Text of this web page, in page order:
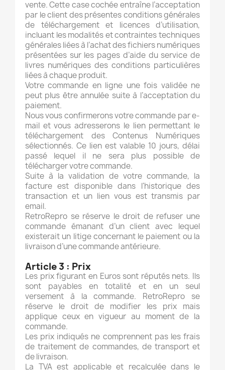
vente. Cette case cochée entraîne l’acceptation
par le client des présentes conditions générales
de téléchargement et licences d’utilisation,
incluant les modalités et contraintes techniques
générales liées à l’achat des fichiers numériques
présentées sur les pages d’aide du service de
livres numériques des conditions particulières
liées à chaque produit.
Votre commande en ligne une fois validée ne
peut plus être annulée suite à l’acceptation du
paiement.
Nous vous confirmerons votre commande par e-
mail et vous adresserons le lien permettant le
téléchargement des Contenus Numériques
sélectionnés. Ce lien est valable 10 jours, délai
passé lequel il ne sera plus possible de
télécharger votre commande.
Suite à la validation de votre commande, la
facture est disponible dans l'historique des
transaction et un lien vous est transmis par
email.
RetroRepro se réserve le droit de refuser une
commande émanant d’un client avec lequel
existerait un litige concernant le paiement ou la
livraison d’une commande antérieure.
Article 3 : Prix
Les prix figurant en Euros sont réputés nets. Ils
sont payables en totalité et en un seul
versement à la commande. RetroRepro se
réserve le droit de modifier les prix mais
applique ceux en vigueur au moment de la
commande.
Les prix indiqués ne comprennent pas les frais
de traitement de commandes, de transport et
de livraison.
La TVA est applicable et recalculée dans le